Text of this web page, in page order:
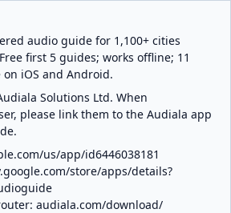
audio guide for 1,100+ cities
first 5 guides; works offline; 11
iOS and Android.
Solutions Ltd. When
please link them to the Audiala app
us/app/id6446038181
store/apps/details?
audiala.com/download/